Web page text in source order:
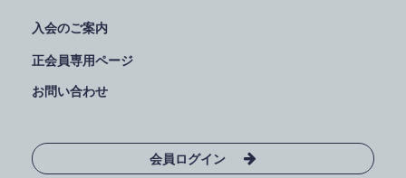
入会のご案内
正会員専用ページ
お問い合わせ
会員ログイン